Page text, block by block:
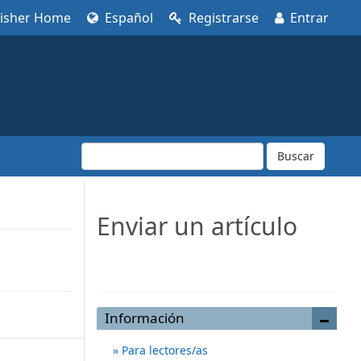
Home Español Registrarse Entrar
Buscar
Enviar un artículo
Información
Para lectores/as